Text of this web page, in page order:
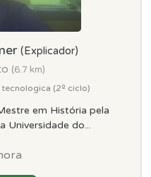
(Explicador)
(6.7 km)
tecnologica (2º ciclo)
em História pela
Universidade do...